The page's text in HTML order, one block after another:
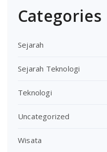
Categories
Sejarah
Sejarah Teknologi
Teknologi
Uncategorized
Wisata